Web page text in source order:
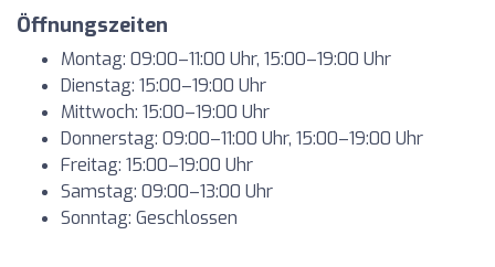
Öffnungszeiten
Montag: 09:00–11:00 Uhr, 15:00–19:00 Uhr
Dienstag: 15:00–19:00 Uhr
Mittwoch: 15:00–19:00 Uhr
Donnerstag: 09:00–11:00 Uhr, 15:00–19:00 Uhr
Freitag: 15:00–19:00 Uhr
Samstag: 09:00–13:00 Uhr
Sonntag: Geschlossen